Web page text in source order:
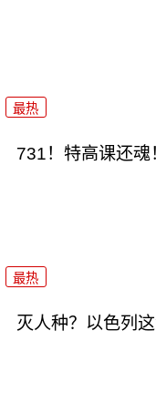
最热
731！特高课还
最热
灭人种？以色列